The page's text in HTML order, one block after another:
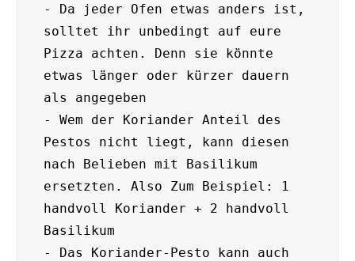
- Da jeder Ofen etwas anders ist,
solltet ihr unbedingt auf eure
Pizza achten. Denn sie könnte
etwas länger oder kürzer dauern
als angegeben
- Wem der Koriander Anteil des
Pestos nicht liegt, kann diesen
nach Belieben mit Basilikum
ersetzten. Also Zum Beispiel: 1
handvoll Koriander + 2 handvoll
Basilikum
- Das Koriander-Pesto kann auch